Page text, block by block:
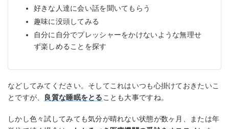
好きな人達に会い話を聞いてもらう
趣味に没頭してみる
自分に自分でプレッシャーをかけないような無理せ
ず楽しめることを探す
などしてみてください。そしてこれはいつも心掛けておきたいこ
とですが、 良質な睡眠をとる ことも大事ですね。
しかし色々試してみても気分が晴れない状態が数ヶ月、または年